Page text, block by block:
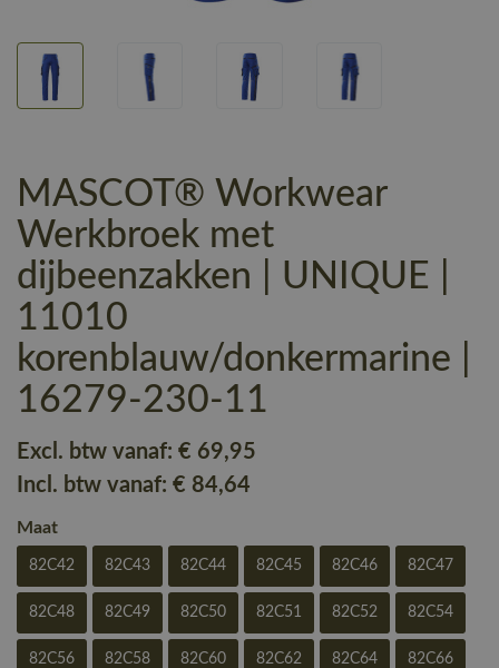
MASCOT® Workwear
Werkbroek met
dijbeenzakken | UNIQUE |
11010
korenblauw/donkermarine |
16279-230-11
Excl. btw vanaf: € 69,95
Incl. btw vanaf: € 84,64
Maat
82C42 82C43 82C44 82C45 82C46 82C47
82C48 82C49 82C50 82C51 82C52 82C54
82C56 82C58 82C60 82C62 82C64 82C66